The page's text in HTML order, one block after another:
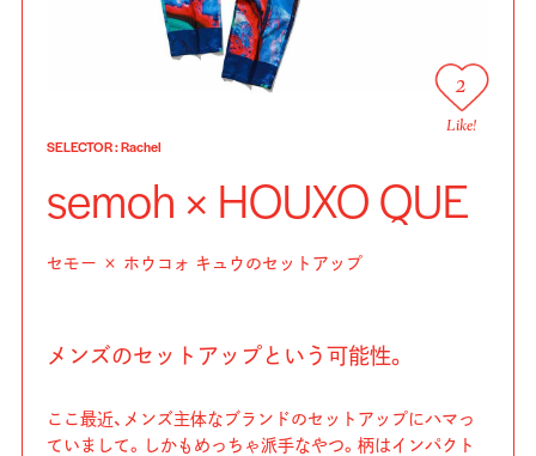
2
Like!
SELECTOR: Rachel
semoh × HOUXO QUE
セモー × ホウコォ キュウのセットアップ
メンズのセットアップという可能性。
ここ最近、メンズ主体なブランドのセットアップにハマっ
ていまして。しかもめっちゃ派手なやつ。柄はインパクト